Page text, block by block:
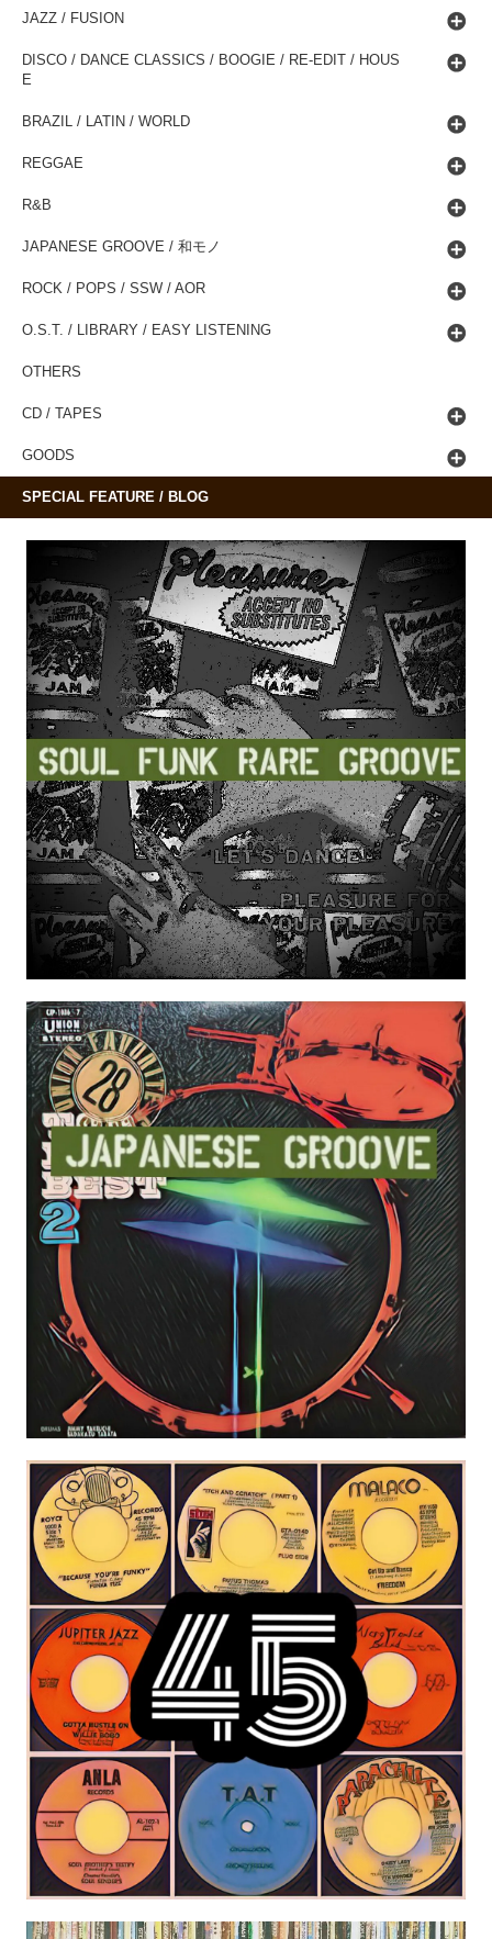
JAZZ / FUSION
DISCO / DANCE CLASSICS / BOOGIE / RE-EDIT / HOUS
E
BRAZIL / LATIN / WORLD
REGGAE
R&B
JAPANESE GROOVE / 和モノ
ROCK / POPS / SSW / AOR
O.S.T. / LIBRARY / EASY LISTENING
OTHERS
CD / TAPES
GOODS
SPECIAL FEATURE / BLOG